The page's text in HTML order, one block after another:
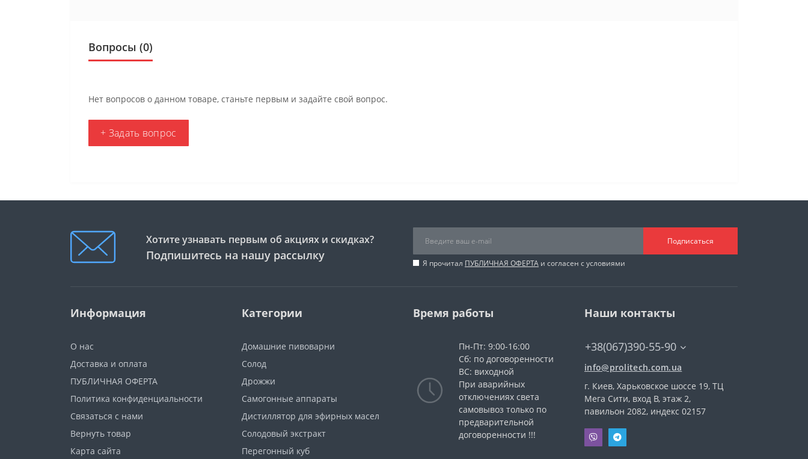
Вопросы (0)
Нет вопросов о данном товаре, станьте первым и задайте свой вопрос.
+ Задать вопрос
Хотите узнавать первым об акциях и скидках?
Подпишитесь на нашу рассылку
Подписаться
Я прочитал ПУБЛИЧНАЯ ОФЕРТА и согласен с условиями
Информация
О нас
Доставка и оплата
ПУБЛИЧНАЯ ОФЕРТА
Политика конфиденциальности
Связаться с нами
Вернуть товар
Карта сайта
Категории
Домашние пивоварни
Солод
Дрожжи
Самогонные аппараты
Дистиллятор для эфирных масел
Солодовый экстракт
Перегонный куб
Время работы
Пн-Пт: 9:00-16:00
Сб: по договоренности
ВС: виходной
При аварийных
отключениях света
самовывоз только по
предварительной
договоренности !!!
Наши контакты
+38(067)390-55-90
info@prolitech.com.ua
г. Киев, Харьковское шоссе 19, ТЦ
Мега Сити, вход В, этаж 2,
павильон 2082, индекс 02157